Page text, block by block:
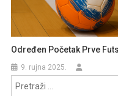
Određen Početak Prve
9. rujna 2025.